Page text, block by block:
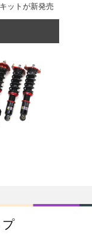
ットが新発売
プ